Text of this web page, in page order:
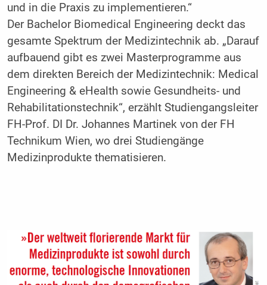
und in die Praxis zu implementieren.“
Der Bachelor Biomedical Engineering deckt das
gesamte Spektrum der Medizintechnik ab. „Darauf
aufbauend gibt es zwei Masterprogramme aus
dem direkten Bereich der Medizintechnik: Medical
Engineering & eHealth sowie Gesundheits- und
Rehabilitationstechnik“, erzählt Studiengangsleiter
FH-Prof. DI Dr. Johannes Martinek von der FH
Technikum Wien, wo drei Studiengänge
Medizinprodukte thematisieren.